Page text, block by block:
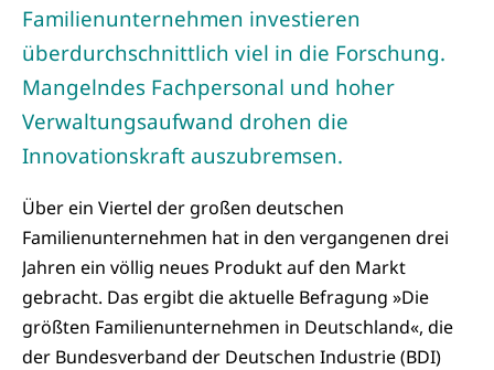
Familienunternehmen investieren
überdurchschnittlich viel in die Forschung.
Mangelndes Fachpersonal und hoher
Verwaltungsaufwand drohen die
Innovationskraft auszubremsen.
Über ein Viertel der großen deutschen
Familienunternehmen hat in den vergangenen drei
Jahren ein völlig neues Produkt auf den Markt
gebracht. Das ergibt die aktuelle Befragung »Die
größten Familienunternehmen in Deutschland«, die
der Bundesverband der Deutschen Industrie (BDI)